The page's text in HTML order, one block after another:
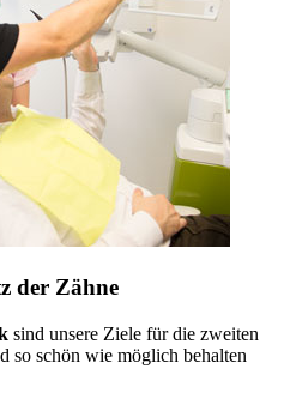
der Zähne
sind unsere Ziele für die zweiten
so schön wie möglich behalten